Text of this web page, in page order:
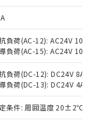
負荷(AC-12): AC24V 10A/
負荷(AC-15): AC24V
負荷(DC-12): DC24V 8A/
負荷(DC-13): DC24V 4A/
条件: 周囲温度 20±2℃、
意のうえ
物質）の
な商品で
質）の非含
定のある
10物質）の
を出す予